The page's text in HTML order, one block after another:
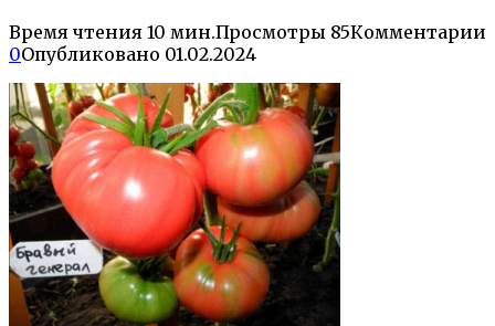
Время чтения 10 мин.Просмотры 85Комментарии
0Опубликовано 01.02.2024